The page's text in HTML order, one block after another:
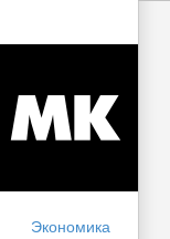
Экономика